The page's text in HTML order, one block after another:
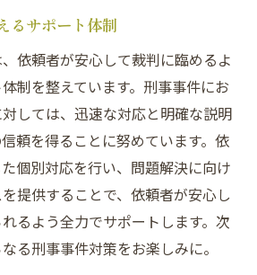
るサポート体制
依頼者が安心して裁判に臨めるよ
制を整えています。刑事事件にお
しては、迅速な対応と明確な説明
頼を得ることに努めています。依
個別対応を行い、問題解決に向け
提供することで、依頼者が安心し
るよう全力でサポートします。次
る刑事事件対策をお楽しみに。